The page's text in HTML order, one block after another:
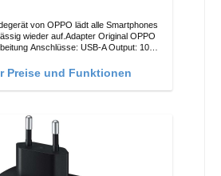
von OPPO lädt alle Smartphones
wieder auf.Adapter Original OPPO
A Output: 10W
Preise und Funktionen